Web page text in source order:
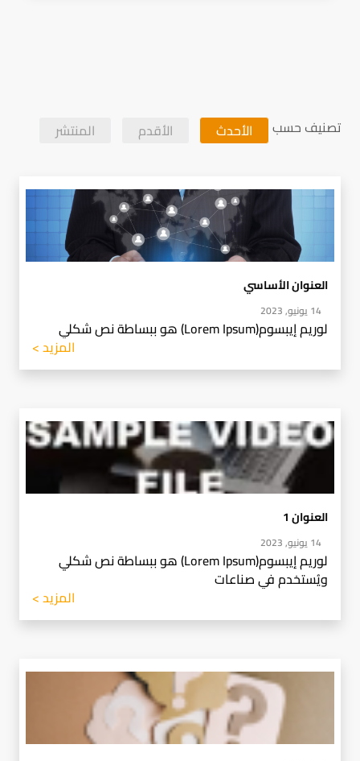
تصنيف حسب الأحدث الأقدم المنتشر
العنوان الأساسي
14 يونيو, 2023
لوريم إيبسوم(Lorem Ipsum) هو ببساطة نص شكلي
المزيد >
العنوان 1
14 يونيو, 2023
لوريم إيبسوم(Lorem Ipsum) هو ببساطة نص شكلي
ويُستخدم في صناعات
المزيد >